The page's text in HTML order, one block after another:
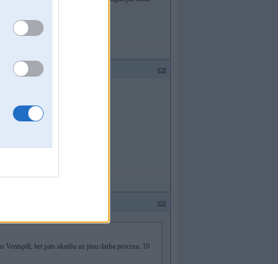
#28
#29
Ventspilī, bet pats skatīšu uz jūsu darba procesu. 10